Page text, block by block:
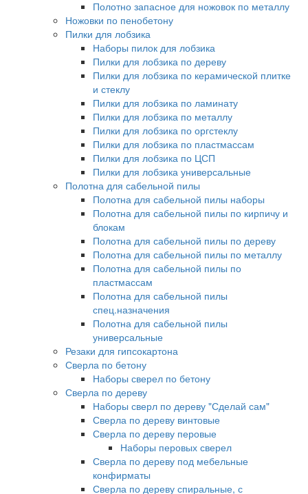
Полотно запасное для ножовок по металлу
Ножовки по пенобетону
Пилки для лобзика
Наборы пилок для лобзика
Пилки для лобзика по дереву
Пилки для лобзика по керамической плитке
и стеклу
Пилки для лобзика по ламинату
Пилки для лобзика по металлу
Пилки для лобзика по оргстеклу
Пилки для лобзика по пластмассам
Пилки для лобзика по ЦСП
Пилки для лобзика универсальные
Полотна для сабельной пилы
Полотна для сабельной пилы наборы
Полотна для сабельной пилы по кирпичу и
блокам
Полотна для сабельной пилы по дереву
Полотна для сабельной пилы по металлу
Полотна для сабельной пилы по
пластмассам
Полотна для сабельной пилы
спец.назначения
Полотна для сабельной пилы
универсальные
Резаки для гипсокартона
Сверла по бетону
Наборы сверел по бетону
Сверла по дереву
Наборы сверл по дереву "Сделай сам"
Сверла по дереву винтовые
Сверла по дереву перовые
Наборы перовых сверел
Сверла по дереву под мебельные
конфирматы
Сверла по дереву спиральные, с